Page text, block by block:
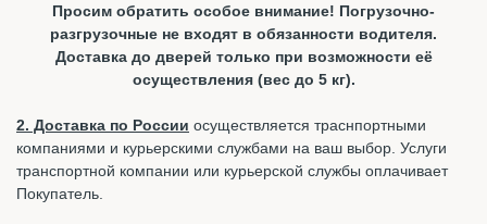
Просим обратить особое внимание! Погрузочно-
разгрузочные не входят в обязанности водителя.
Доставка до дверей только при возможности её
осуществления (вес до 5 кг).
2. Доставка по России осуществляется траснпортными
компаниями и курьерскими службами на ваш выбор. Услуги
транспортной компании или курьерской службы оплачивает
Покупатель.